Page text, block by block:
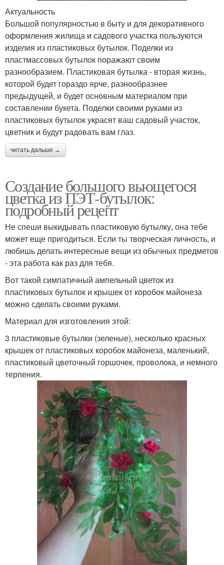
Актуальность
Большой популярностью в быту и для декоративного
оформления жилища и садового участка пользуются
изделия из пластиковых бутылок. Поделки из
пластмассовых бутылок поражают своим
разнообразием. Пластиковая бутылка - вторая жизнь,
которой будет гораздо ярче, разнообразнее
предыдущей, и будет основным материалом при
составлении букета. Поделки своими руками из
пластиковых бутылок украсят ваш садовый участок,
цветник и будут радовать вам глаз.
читать дальше →
Создание большого вьющегося
цветка из ПЭТ-бутылок:
подробный рецепт
Не спеши выкидывать пластиковую бутылку, она тебе
может еще пригодиться. Если ты творческая личность, и
любишь делать интересные вещи из обычных предметов
- эта работа как раз для тебя.
Вот такой симпатичный ампельный цветок из
пластиковых бутылок и крышек от коробок майонеза
можно сделать своими руками.
Материал для изготовления этой:
3 пластиковые бутылки (зеленые), несколько красных
крышек от пластиковых коробок майонеза, маленький,
пластиковый цветочный горшочек, проволока, и немного
терпения.